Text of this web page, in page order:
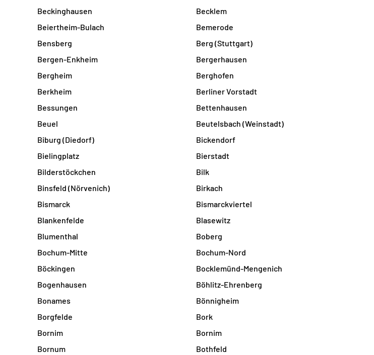
Beckinghausen
Becklem
Beiertheim-Bulach
Bemerode
Bensberg
Berg (Stuttgart)
Bergen-Enkheim
Bergerhausen
Bergheim
Berghofen
Berkheim
Berliner Vorstadt
Bessungen
Bettenhausen
Beuel
Beutelsbach (Weinstadt)
Biburg (Diedorf)
Bickendorf
Bielingplatz
Bierstadt
Bilderstöckchen
Bilk
Binsfeld (Nörvenich)
Birkach
Bismarck
Bismarckviertel
Blankenfelde
Blasewitz
Blumenthal
Boberg
Bochum-Mitte
Bochum-Nord
Böckingen
Bocklemünd-Mengenich
Bogenhausen
Böhlitz-Ehrenberg
Bonames
Bönnigheim
Borgfelde
Bork
Bornim
Bornim
Bornum
Bothfeld